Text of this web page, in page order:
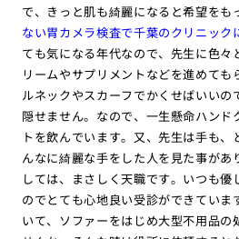
で、きっと肌も綺麗になると希望をも
ない胃カメラ検査で千葉のクリニック
ても気になる年代なので、先生に色々
リームやサプリメントなどを進めても
ルネックやスカーフでかくせばいいの
隠せません。なので、一生懸命ハンド
トを飲んでいます。又、先生は手も
んなに綺麗な手をした人を見た事があ
しては、まさしく天職です。いつも
のでとても心地良い受診ができていま
いて、ソファーをはじめ大型不用品の